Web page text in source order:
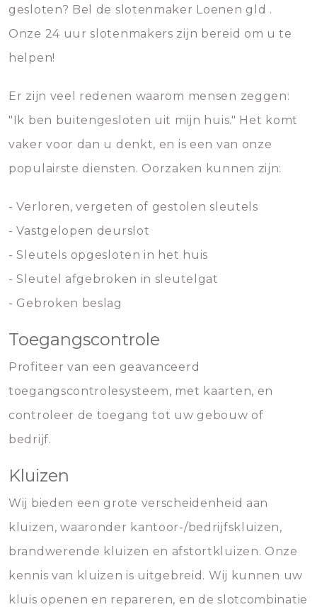
gesloten? Bel de slotenmaker Loenen gld .
Onze 24 uur slotenmakers zijn bereid om u te
helpen!
Er zijn veel redenen waarom mensen zeggen:
"Ik ben buitengesloten uit mijn huis." Het komt
vaker voor dan u denkt, en is een van onze
populairste diensten. Oorzaken kunnen zijn:
- Verloren, vergeten of gestolen sleutels
- Vastgelopen deurslot
- Sleutels opgesloten in het huis
- Sleutel afgebroken in sleutelgat
- Gebroken beslag
Toegangscontrole
Profiteer van een geavanceerd
toegangscontrolesysteem, met kaarten, en
controleer de toegang tot uw gebouw of
bedrijf.
Kluizen
Wij bieden een grote verscheidenheid aan
kluizen, waaronder kantoor-/bedrijfskluizen,
brandwerende kluizen en afstortkluizen. Onze
kennis van kluizen is uitgebreid. Wij kunnen uw
kluis openen en repareren, en de slotcombinatie